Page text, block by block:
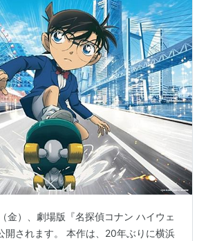
金）、劇場版『名探偵コナン ハイウェ
開されます。 本作は、20年ぶりに横浜